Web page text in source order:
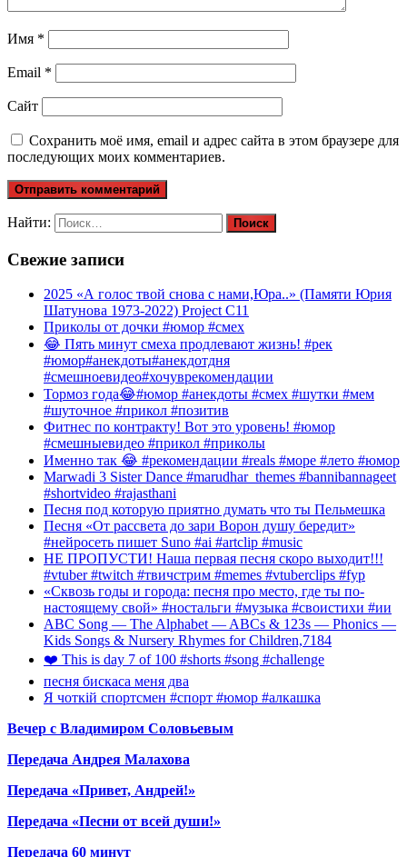
Имя *
Email *
Сайт
Сохранить моё имя, email и адрес сайта в этом браузере для
последующих моих комментариев.
Найти:
Свежие записи
2025 «А голос твой снова с нами,Юра..» (Памяти Юрия
Шатунова 1973-2022) Project C11
Приколы от дочки #юмор #смех
😂 Пять минут смеха продлевают жизнь! #рек
#юмор#анекдоты#анекдотдня
#смешноевидео#хочуврекомендации
Тормоз года😂#юмор #анекдоты #смех #шутки #мем
#шуточное #прикол #позитив
Фитнес по контракту! Вот это уровень! #юмор
#смешныевидео #прикол #приколы
Именно так 😂 #рекомендации #reals #море #лето #юмор
Marwadi 3 Sister Dance #marudhar_themes #bannibannageet
#shortvideo #rajasthani
Песня под которую приятно думать что ты Пельмешка
Песня «От рассвета до зари Ворон душу бередит»
#нейросеть пишет Suno #ai #artclip #music
НЕ ПРОПУСТИ! Наша первая песня скоро выходит!!!
#vtuber #twitch #твичстрим #memes #vtuberclips #fyp
«Сквозь годы и города: песня про место, где ты по-
настоящему свой» #ностальги #музыка #своистихи #ии
ABC Song — The Alphabet — ABCs & 123s — Phonics —
Kids Songs & Nursery Rhymes for Children,7184
❤️ This is day 7 of 100 #shorts #song #challenge
песня бискаса меня два
Я чоткій спортсмен #спорт #юмор #алкашка
Вечер с Владимиром Соловьевым
Передача Андрея Малахова
Передача «Привет, Андрей!»
Передача «Песни от всей души!»
Передача 60 минут